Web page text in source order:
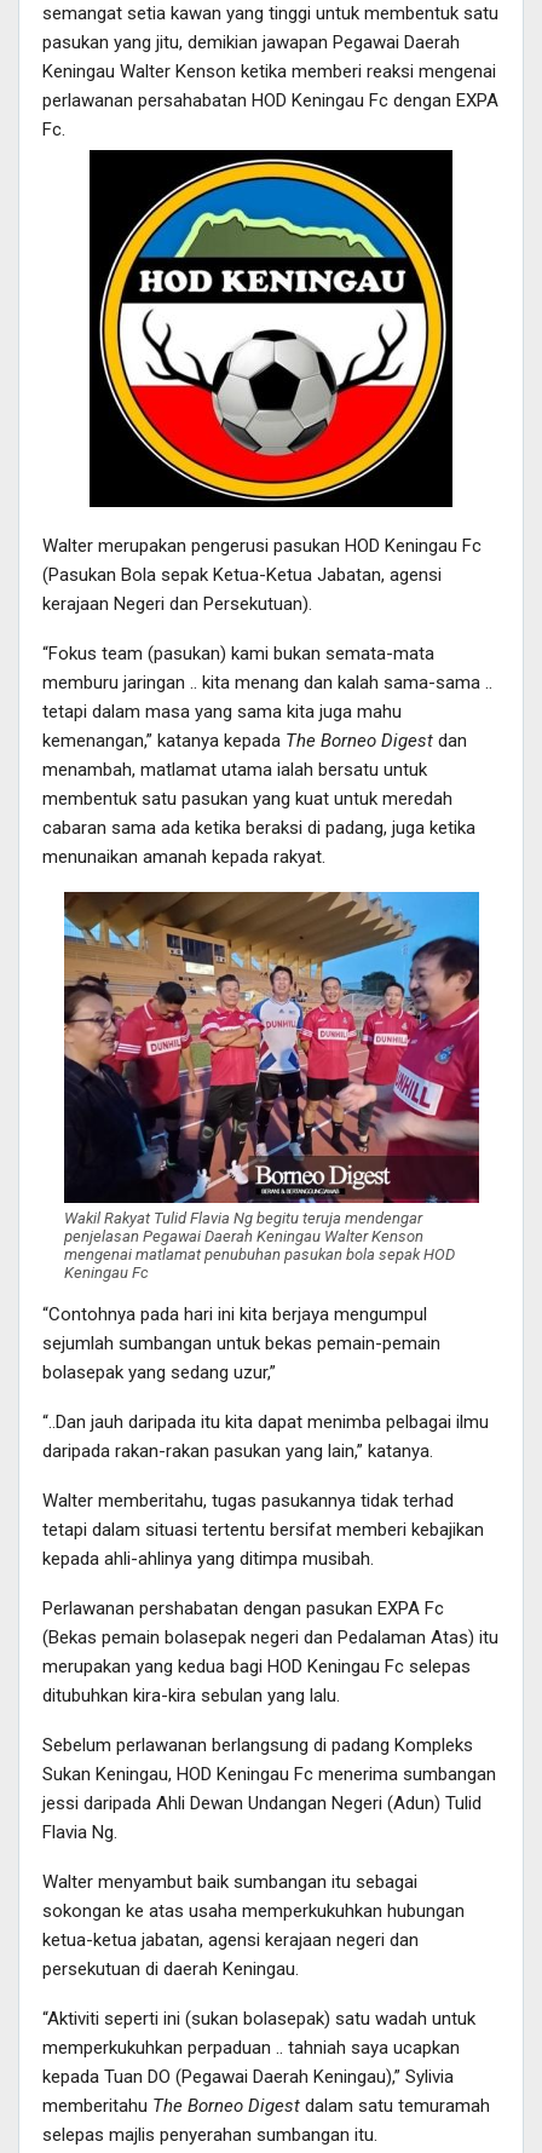
semangat setia kawan yang tinggi untuk membentuk satu
pasukan yang jitu, demikian jawapan Pegawai Daerah
Keningau Walter Kenson ketika memberi reaksi mengenai
perlawanan persahabatan HOD Keningau Fc dengan EXPA
Fc.
Walter merupakan pengerusi pasukan HOD Keningau Fc
(Pasukan Bola sepak Ketua-Ketua Jabatan, agensi
kerajaan Negeri dan Persekutuan).
“Fokus team (pasukan) kami bukan semata-mata
memburu jaringan .. kita menang dan kalah sama-sama ..
tetapi dalam masa yang sama kita juga mahu
kemenangan,” katanya kepada The Borneo Digest dan
menambah, matlamat utama ialah bersatu untuk
membentuk satu pasukan yang kuat untuk meredah
cabaran sama ada ketika beraksi di padang, juga ketika
menunaikan amanah kepada rakyat.
Wakil Rakyat Tulid Flavia Ng begitu teruja mendengar
penjelasan Pegawai Daerah Keningau Walter Kenson
mengenai matlamat penubuhan pasukan bola sepak HOD
Keningau Fc
“Contohnya pada hari ini kita berjaya mengumpul
sejumlah sumbangan untuk bekas pemain-pemain
bolasepak yang sedang uzur,”
“..Dan jauh daripada itu kita dapat menimba pelbagai ilmu
daripada rakan-rakan pasukan yang lain,” katanya.
Walter memberitahu, tugas pasukannya tidak terhad
tetapi dalam situasi tertentu bersifat memberi kebajikan
kepada ahli-ahlinya yang ditimpa musibah.
Perlawanan pershabatan dengan pasukan EXPA Fc
(Bekas pemain bolasepak negeri dan Pedalaman Atas) itu
merupakan yang kedua bagi HOD Keningau Fc selepas
ditubuhkan kira-kira sebulan yang lalu.
Sebelum perlawanan berlangsung di padang Kompleks
Sukan Keningau, HOD Keningau Fc menerima sumbangan
jessi daripada Ahli Dewan Undangan Negeri (Adun) Tulid
Flavia Ng.
Walter menyambut baik sumbangan itu sebagai
sokongan ke atas usaha memperkukuhkan hubungan
ketua-ketua jabatan, agensi kerajaan negeri dan
persekutuan di daerah Keningau.
“Aktiviti seperti ini (sukan bolasepak) satu wadah untuk
memperkukuhkan perpaduan .. tahniah saya ucapkan
kepada Tuan DO (Pegawai Daerah Keningau),” Sylivia
memberitahu The Borneo Digest dalam satu temuramah
selepas majlis penyerahan sumbangan itu.